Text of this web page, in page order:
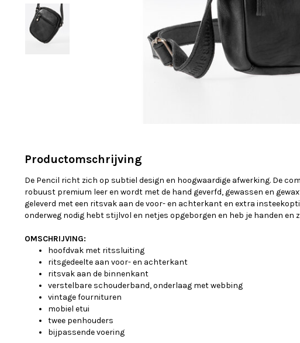
Productomschrijving
De Pencil richt zich op subtiel design en hoogwaardige afwerking. De
robuust premium leer en wordt met de hand geverfd, gewassen en
geleverd met een ritsvak aan de voor- en achterkant en extra
onderweg nodig hebt stijlvol en netjes opgeborgen en heb je handen en
OMSCHRIJVING:
hoofdvak met ritssluiting
ritsgedeelte aan voor- en achterkant
ritsvak aan de binnenkant
verstelbare schouderband, onderlaag met webbing
vintage fournituren
mobiel etui
twee penhouders
bijpassende voering